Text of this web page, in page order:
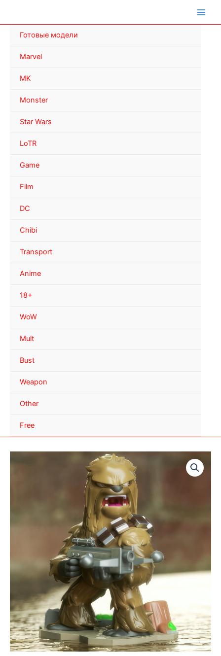
Готовые модели
Marvel
MK
Monster
Star Wars
LoTR
Game
Film
DC
Chibi
Transport
Anime
18+
WoW
Mult
Bust
Weapon
Other
Free